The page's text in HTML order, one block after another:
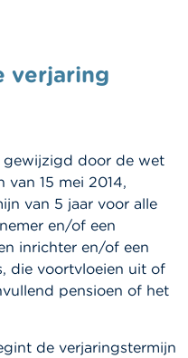
verjaring
gewijzigd door de wet
15 mei 2014,
van 5 jaar voor alle
en/of een
inrichter en/of een
die voortvloeien uit of
pensioen of het
de verjaringstermijn